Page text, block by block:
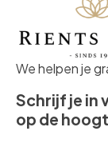
We helpen je
Schrijf je in
op de